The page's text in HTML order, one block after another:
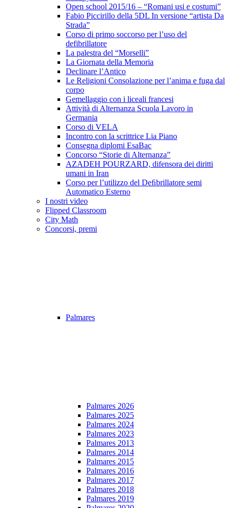
Open school 2015/16 – “Romani usi e costumi”
Fabio Piccirillo della 5DL In versione “artista Da
Strada”
Corso di primo soccorso per l’uso del
defibrillatore
La palestra del “Morselli”
La Giornata della Memoria
Declinare l’Antico
Le Religioni Consolazione per l’anima e fuga dal
corpo
Gemellaggio con i liceali francesi
Attività di Alternanza Scuola Lavoro in
Germania
Corso di VELA
Incontro con la scrittrice Lia Piano
Consegna diplomi EsaBac
Concorso “Storie di Alternanza”
AZADEH POURZARD, difensora dei diritti
umani in Iran
Corso per l’utilizzo del Deﬁbrillatore semi
Automatico Esterno
I nostri video
Flipped Classroom
City Math
Concorsi, premi
Palmares
Palmares 2026
Palmares 2025
Palmares 2024
Palmares 2023
Palmares 2013
Palmares 2014
Palmares 2015
Palmares 2016
Palmares 2017
Palmares 2018
Palmares 2019